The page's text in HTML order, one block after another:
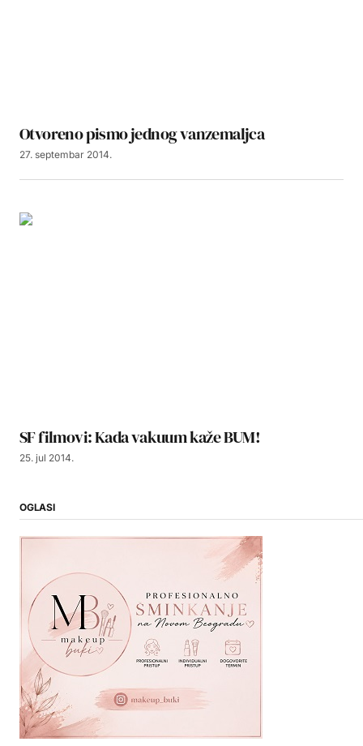
Otvoreno pismo jednog vanzemaljca
27. septembar 2014.
SF filmovi: Kada vakuum kaže BUM!
25. jul 2014.
OGLASI